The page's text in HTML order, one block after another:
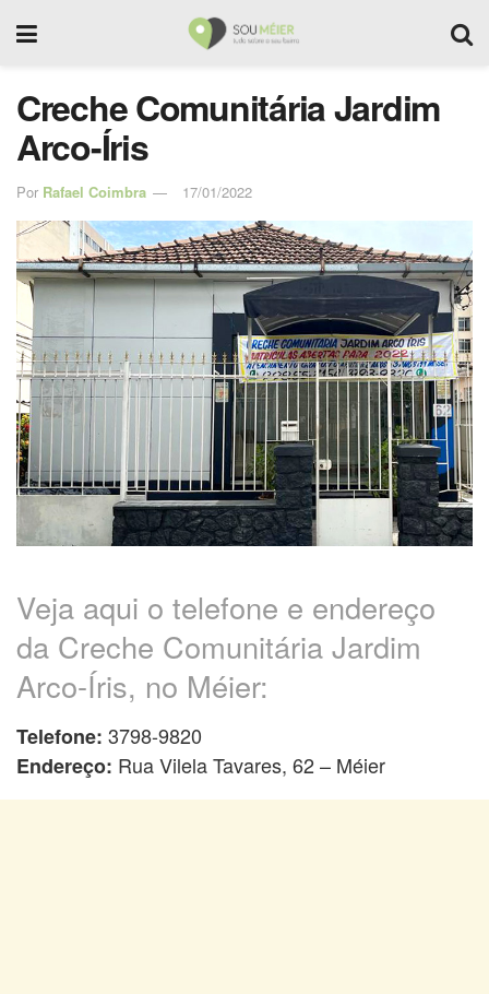
Creche Comunitária Jardim
Arco-Íris
Por Rafael Coimbra 17/01/2022
Veja aqui o telefone e endereço
da Creche Comunitária Jardim
Arco-Íris, no Méier:
Telefone: 3798-9820
Endereço: Rua Vilela Tavares, 62 – Méier